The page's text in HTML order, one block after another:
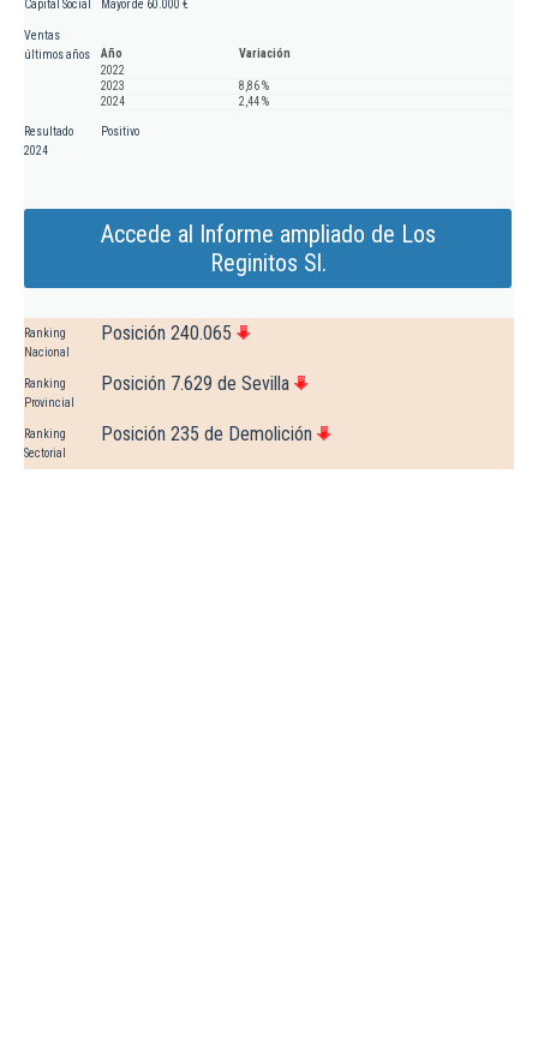
Capital Social Mayor de 60.000 €
Ventas
últimos años
Año
Variación
2022
2023
8,86 %
2024
2,44 %
Resultado
2024
Positivo
Accede al Informe ampliado de Los
Reginitos Sl.
Ranking
Nacional
Posición 240.065
Ranking
Provincial
Posición 7.629 de Sevilla
Ranking
Sectorial
Posición 235 de Demolición